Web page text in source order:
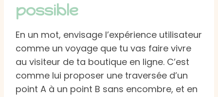
possible
En un mot, envisage l’expérience utilisateur
comme un voyage que tu vas faire vivre
au visiteur de ta boutique en ligne. C’est
comme lui proposer une traversée d’un
point A à un point B sans encombre, et en